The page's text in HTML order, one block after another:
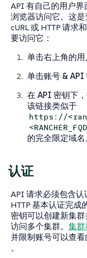
API 有自己的用户
浏览器访问它。这
cURL 或 HTTP 请求
要访问它：
单击右上角的用
单击账号 & API
在 API 密钥下
该链接类似于
https://
的完全限定域名
认证
API 请求必须包含
HTTP 基本认证完成
密钥可以创建新集
访问多个集群。 集
并限制账号可以查
。